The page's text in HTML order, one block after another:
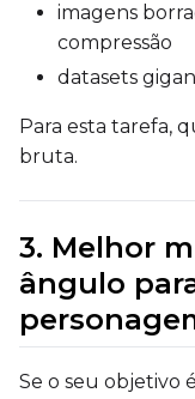
imagens
compressão
datasets
Para esta tarefa,
bruta.
3. Melhor
ângulo
Se o seu objetivo é